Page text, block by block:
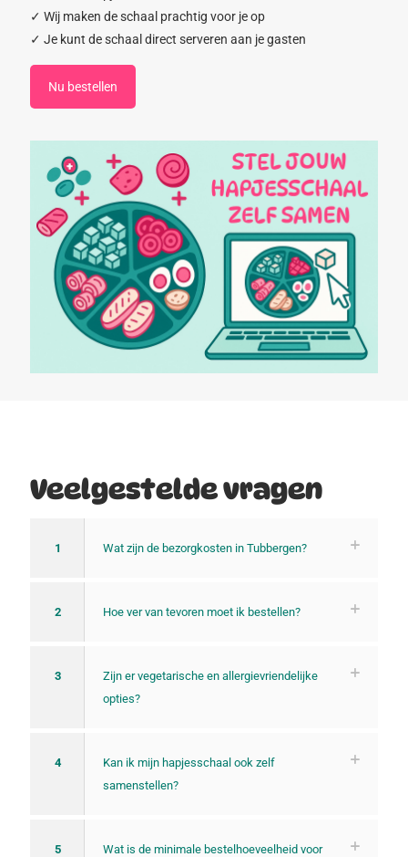
✓ Wij maken de schaal prachtig voor je op
✓ Je kunt de schaal direct serveren aan je gasten
Nu bestellen
Veelgestelde vragen
1 Wat zijn de bezorgkosten in Tubbergen?
2 Hoe ver van tevoren moet ik bestellen?
3
Zijn er vegetarische en allergievriendelijke
opties?
4
Kan ik mijn hapjesschaal ook zelf
samenstellen?
5
Wat is de minimale bestelhoeveelheid voor